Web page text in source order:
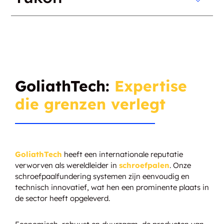
DUT GoliathTech Cumberland County
DUT GoliathTech Thunder Bay
Beauharnois
DUT GoliathTech Trois-Rivières
DUT GoliathTech Sainte-Agathe-des-
Monts
GoliathTech: Expertise
die grenzen verlegt
GoliathTech heeft een internationale reputatie
verworven als wereldleider in schroefpalen. Onze
schroefpaalfundering systemen zijn eenvoudig en
technisch innovatief, wat hen een prominente plaats in
de sector heeft opgeleverd.